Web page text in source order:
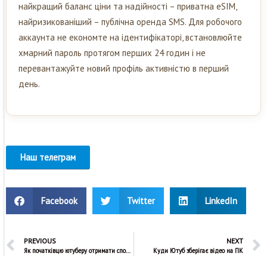
найкращий баланс ціни та надійності – приватна eSIM,
найризикованіший – публічна оренда SMS. Для робочого
аккаунта не економте на ідентифікаторі, встановлюйте
хмарний пароль протягом перших 24 годин і не
перевантажуйте новий профіль активністю в перший
день.
Наш телеграм
Facebook Twitter LinkedIn
PREVIOUS
Як початківцю ютуберу отримати спонсорську підтримку
NEXT
Куди Ютуб зберігає відео на ПК